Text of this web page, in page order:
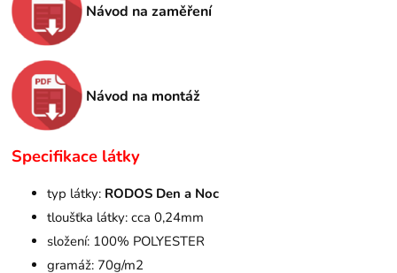
Návod na zaměření
Návod na montáž
Specifikace látky
typ látky: RODOS Den a Noc
tloušťka látky: cca 0,24mm
složení: 100% POLYESTER
gramáž: 70g/m2